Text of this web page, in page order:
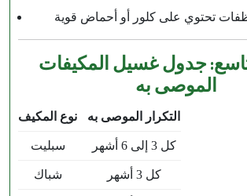
جدول غسيل المكيفات
الموصى به
نوع المكيف التكرار الموصى به
سبليت كل 3 إلى 6 أشهر
شباك كل 3 أشهر